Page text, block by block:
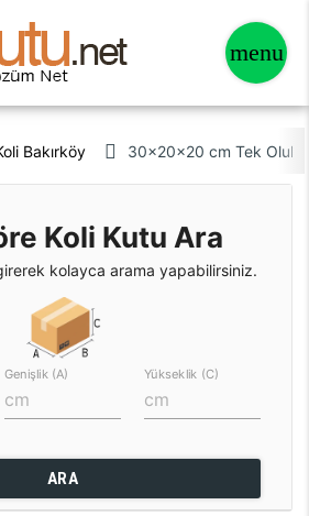
Bakırköy 30x20x20 cm Tek
Koli Kutu Ara
kolayca arama yapabilirsiniz.
Genişlik (A) Yükseklik (C)
ARA